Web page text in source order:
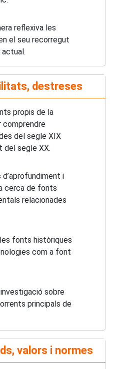
reflexiva les
el seu recorregut
destreses
propis de la
comprendre
del segle XIX
del segle XX.
i
cerca de fonts
relacionades
fonts històriques
com a font
sobre
principals de
valors i normes